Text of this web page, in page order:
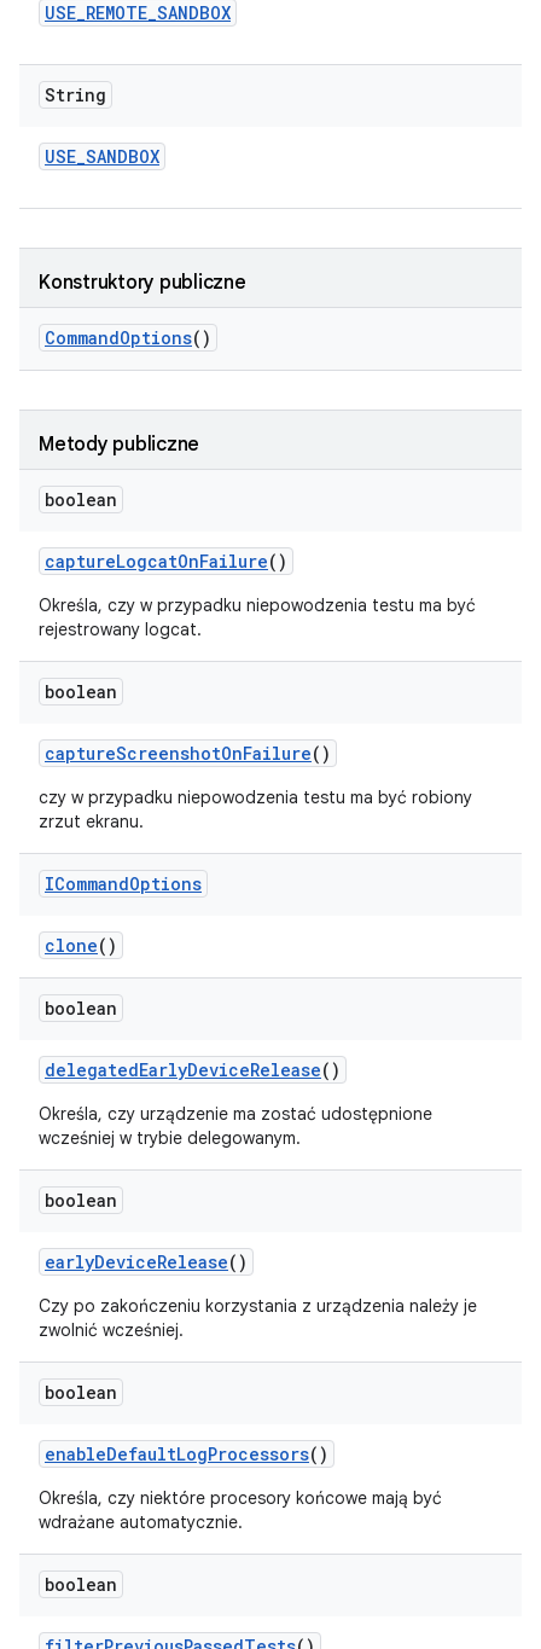
USE_REMOTE_SANDBOX
String
USE_SANDBOX
Konstruktory publiczne
CommandOptions()
Metody publiczne
boolean
captureLogcatOnFailure()
Określa, czy w przypadku niepowodzenia testu ma być
rejestrowany logcat.
boolean
captureScreenshotOnFailure()
czy w przypadku niepowodzenia testu ma być robiony
zrzut ekranu.
ICommandOptions
clone()
boolean
delegatedEarlyDeviceRelease()
Określa, czy urządzenie ma zostać udostępnione
wcześniej w trybie delegowanym.
boolean
earlyDeviceRelease()
Czy po zakończeniu korzystania z urządzenia należy je
zwolnić wcześniej.
boolean
enableDefaultLogProcessors()
Określa, czy niektóre procesory końcowe mają być
wdrażane automatycznie.
boolean